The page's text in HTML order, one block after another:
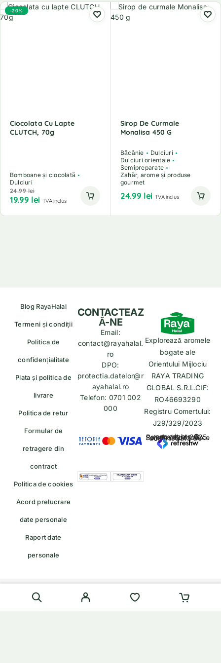
-20%
Ciocolata Cu Lapte
CLUTCH, 70g
Bomboane și ciocolată
Dulciuri
24.99lei
19.99 lei TVA inclus
Sirop De Curmale
Monalisa 450 G
Băcănie
Dulciuri
Dulciuri orientale
Semipreparate
Zahăr, arome și produse
gourmet
24.99 lei TVA inclus
Blog RayaHalal
Termeni și condiții
Politica de
confidențialitate
Plata și politica de
livrare
Politica de retur
Formular de
retragere din
contract
Politica de cookies
Acord prelucrare
date personale
Raport date
personale
Explorează aromele
bogate ale
Orientului Mijlociu
RAYA TRADING
GLOBAL S.R.L.CIF:
RO46693290
Registru Comertului:
J29/329/2023
copyrights © Rayahalal.ro 2025. Soluție eCommerce administrată de
CONTACTEAZ
Ă-NE
Email:
contact@rayahalal.
ro
DPO:
protectia.datelor@r
ayahalal.ro
Telefon: 0701 002
000